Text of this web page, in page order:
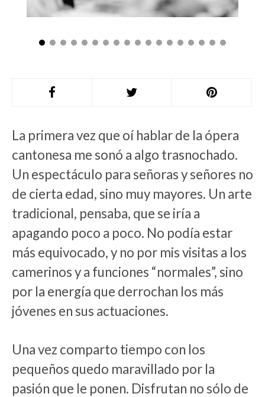
La primera vez que oí hablar de la ópera
cantonesa me sonó a algo trasnochado.
Un espectáculo para señoras y señores no
de cierta edad, sino muy mayores. Un arte
tradicional, pensaba, que se iría a
apagando poco a poco. No podía estar
más equivocado, y no por mis visitas a los
camerinos y a funciones “normales”, sino
por la energía que derrochan los más
jóvenes en sus actuaciones.
Una vez comparto tiempo con los
pequeños quedo maravillado por la
pasión que le ponen. Disfrutan no sólo de